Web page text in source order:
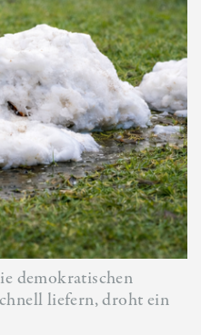
demokratischen
liefern, droht ein